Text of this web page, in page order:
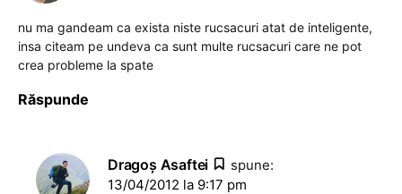
nu ma gandeam ca exista niste rucsacuri atat de inteligente,
insa citeam pe undeva ca sunt multe rucsacuri care ne pot
crea probleme la spate
Răspunde
Dragoş Asaftei
spune:
13/04/2012 la 9:17 pm